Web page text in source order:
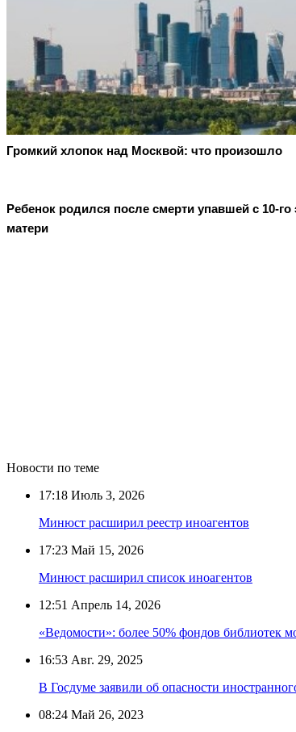
Громкий хлопок над Москвой: что произошло
Ребенок родился после смерти упавшей с 10-го
матери
Новости по теме
17:18 Июль 3, 2026
Минюст расширил реестр иноагентов
17:23 Май 15, 2026
Минюст расширил список иноагентов
12:51 Апрель 14, 2026
«Ведомости»: более 50% фондов библиотек
16:53 Авг. 29, 2025
В Госдуме заявили об опасности
08:24 Май 26, 2023